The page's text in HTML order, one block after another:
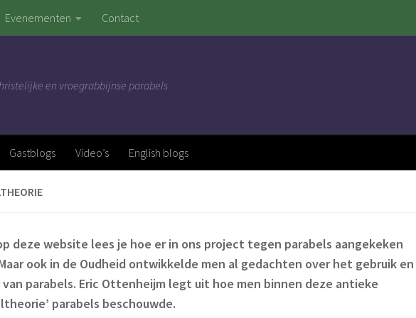
Evenementen Contact
en vroegrabbijnse parabels
Gastblogs Video’s English blogs
deze website lees je hoe er in ons project tegen parabels aangekeken
ook in de Oudheid ontwikkelde men al gedachten over het gebruik en
van parabels. Eric Ottenheijm legt uit hoe men binnen deze antieke
parabels beschouwde.